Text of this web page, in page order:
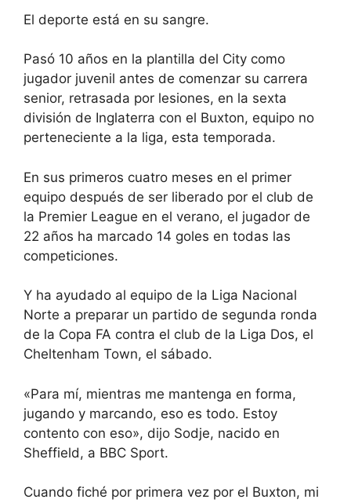
El deporte está en su sangre.
Pasó 10 años en la plantilla del City como
jugador juvenil antes de comenzar su carrera
senior, retrasada por lesiones, en la sexta
división de Inglaterra con el Buxton, equipo no
perteneciente a la liga, esta temporada.
En sus primeros cuatro meses en el primer
equipo después de ser liberado por el club de
la Premier League en el verano, el jugador de
22 años ha marcado 14 goles en todas las
competiciones.
Y ha ayudado al equipo de la Liga Nacional
Norte a preparar un partido de segunda ronda
de la Copa FA contra el club de la Liga Dos, el
Cheltenham Town, el sábado.
«Para mí, mientras me mantenga en forma,
jugando y marcando, eso es todo. Estoy
contento con eso», dijo Sodje, nacido en
Sheffield, a BBC Sport.
Cuando fiché por primera vez por el Buxton, mi